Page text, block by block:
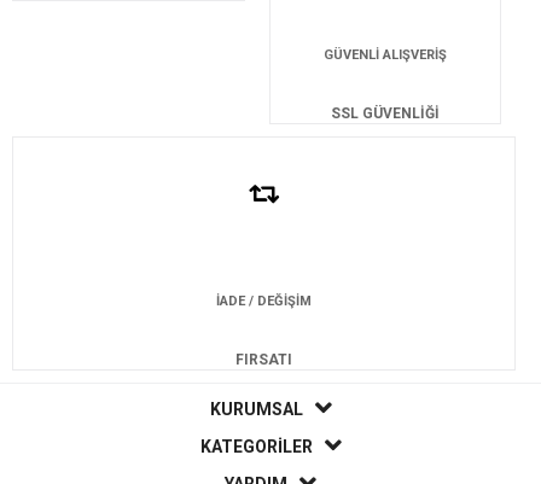
GÜVENLİ ALIŞVERİŞ
SSL GÜVENLİĞİ
İADE / DEĞİŞİM
FIRSATI
KURUMSAL
KATEGORİLER